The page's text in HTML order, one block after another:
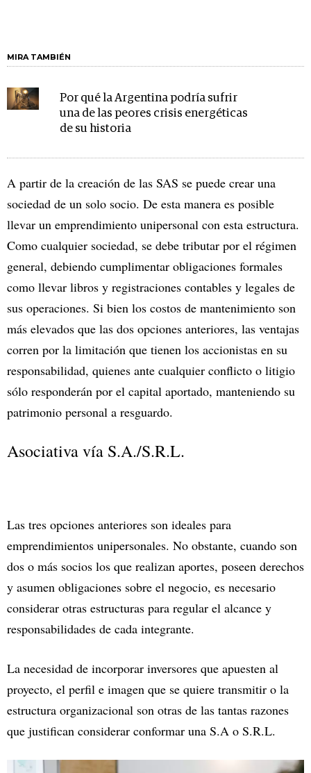
MIRA TAMBIÉN
Por qué la Argentina podría sufrir
una de las peores crisis energéticas
de su historia
A partir de la creación de las SAS se puede crear una
sociedad de un solo socio. De esta manera es posible
llevar un emprendimiento unipersonal con esta estructura.
Como cualquier sociedad, se debe tributar por el régimen
general, debiendo cumplimentar obligaciones formales
como llevar libros y registraciones contables y legales de
sus operaciones. Si bien los costos de mantenimiento son
más elevados que las dos opciones anteriores, las ventajas
corren por la limitación que tienen los accionistas en su
responsabilidad, quienes ante cualquier conflicto o litigio
sólo responderán por el capital aportado, manteniendo su
patrimonio personal a resguardo.
Asociativa vía S.A./S.R.L.
Las tres opciones anteriores son ideales para
emprendimientos unipersonales. No obstante, cuando son
dos o más socios los que realizan aportes, poseen derechos
y asumen obligaciones sobre el negocio, es necesario
considerar otras estructuras para regular el alcance y
responsabilidades de cada integrante.
La necesidad de incorporar inversores que apuesten al
proyecto, el perfil e imagen que se quiere transmitir o la
estructura organizacional son otras de las tantas razones
que justifican considerar conformar una S.A o S.R.L.